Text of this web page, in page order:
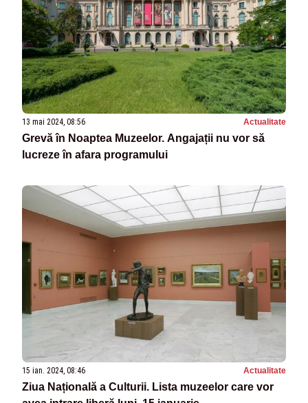
13 mai 2024, 08:56 Actualitate
Grevă în Noaptea Muzeelor. Angajații nu vor să
lucreze în afara programului
15 ian. 2024, 08:46 Actualitate
Ziua Națională a Culturii. Lista muzeelor care vor